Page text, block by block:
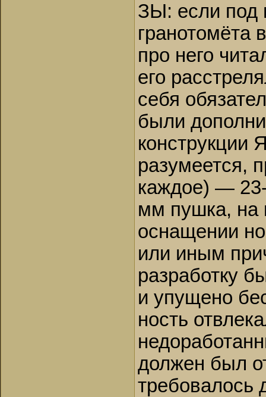
ЗЫ: если под
гранотомёта
про него
его
себя
были
конструкции
разумеется,
каждое) —
мм пушка, на
оснаще­нии
или иным
разработку
и упущено
ность
должен был
требовалось